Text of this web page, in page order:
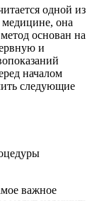
одной из
медицине, она
основан на
и
началом
следующие
важное